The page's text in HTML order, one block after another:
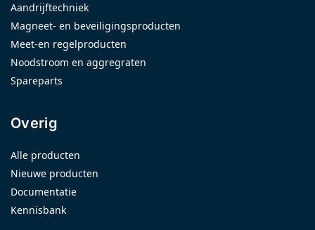
Aandrijftechniek
Magneet- en beveiligingsproducten
Meet-en regelproducten
Noodstroom en aggregraten
Spareparts
Overig
Alle producten
Nieuwe producten
Documentatie
Kennisbank